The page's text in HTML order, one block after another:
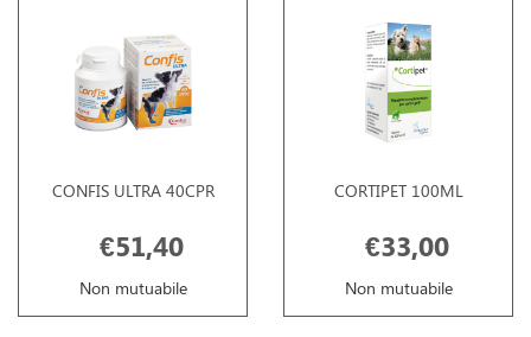
CONFIS ULTRA 40CPR
€51,40
Non mutuabile
CORTIPET 100ML
€33,00
Non mutuabile